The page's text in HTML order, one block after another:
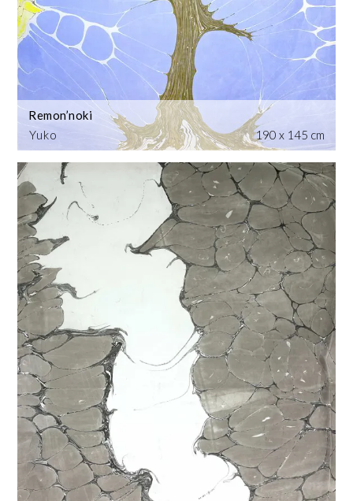
Yuko
Remon’noki
190 x 145 cm